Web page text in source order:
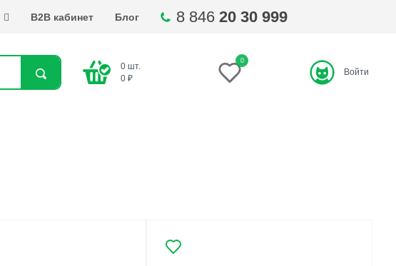
B2B кабинет Блог 8 846 20 30 999
Найти
0 шт.
0 ₽
0
Войти